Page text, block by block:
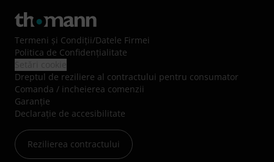
Termeni şi Condiţii/Datele Firmei
Politica de Confidenţialitate
Dreptul de reziliere al contractului pentru consumator
Comanda / incheierea comenzii
Garanție
Declarație de accesibilitate
Rezilierea contractului